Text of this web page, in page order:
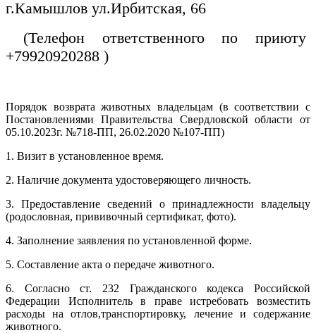
г.Камышлов ул.Ирбитская, 66
(Телефон ответственного по приюту
+79920920288 )
Порядок возврата животных владельцам (в соответствии с
Постановлениями Правительства Свердловской области от
05.10.2023г. №718-ПП, 26.02.2020 №107-ПП)
1. Визит в установленное время.
2. Наличие документа удостоверяющего личность.
3. Предоставление сведений о принадлежности владельцу
(родословная, прививочный сертификат, фото).
4. Заполнение заявления по установленной форме.
5. Составление акта о передаче животного.
6. Согласно ст. 232 Гражданского кодекса Российской
Федерации Исполнитель в праве истребовать возместить
расходы на отлов,транспортировку, лечение и содержание
животного.